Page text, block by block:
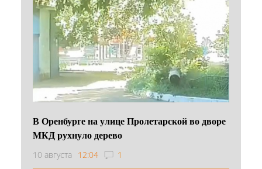
В Оренбурге на улице Пролетарской во дворе
МКД рухнуло дерево
10 августа 12:04 1